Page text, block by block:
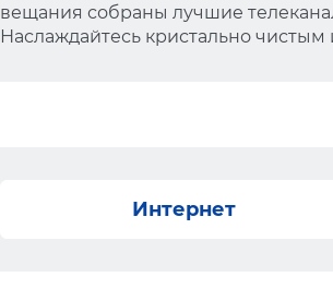
вещания собраны лучшие
Наслаждайтесь кристально
Интернет